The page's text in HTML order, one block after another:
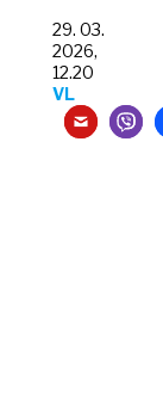
29. 03.
2026,
12.20
VL